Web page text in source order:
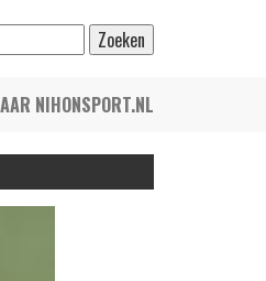
NIHONSPORT.NL